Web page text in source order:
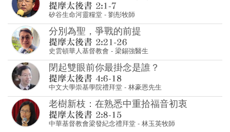
矽谷生命河靈糧堂 - 劉彤牧師
分別為聖，爭戰的前提
史雲頓華人基督教會 - 梁錫強醫生
閉起雙眼前你最掛念是誰？
中文大學崇基學院禮拜堂 - 林豪恩先生
老樹新枝：在熟悉中重拾福音初衷
中華基督教會梁發紀念禮拜堂 - 林玉英牧師